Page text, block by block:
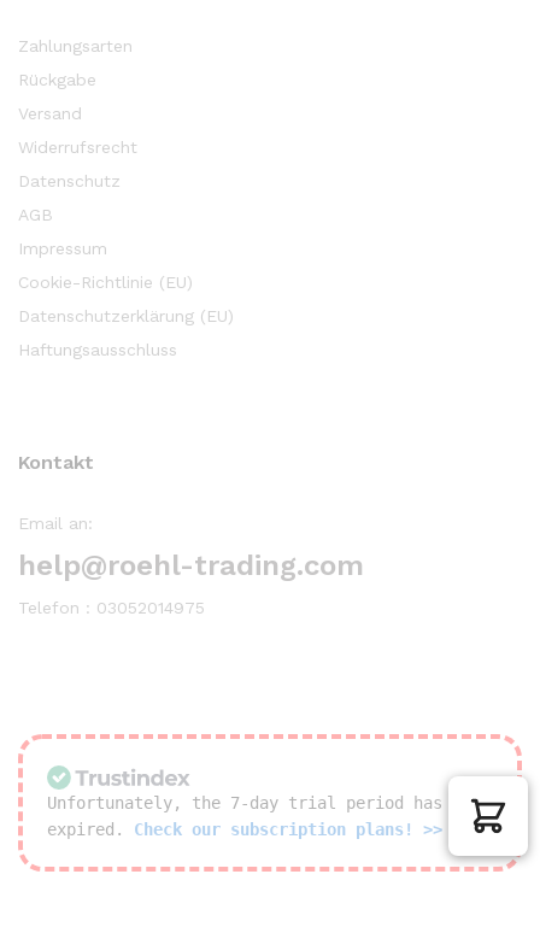
Zahlungsarten
Rückgabe
Versand
Widerrufsrecht
Datenschutz
AGB
Impressum
Cookie-Richtlinie (EU)
Datenschutzerklärung (EU)
Haftungsausschluss
Kontakt
Email an:
help@roehl-trading.com
Telefon : 03052014975
Unfortunately, the 7-day trial period has
expired. Check our subscription plans! >>